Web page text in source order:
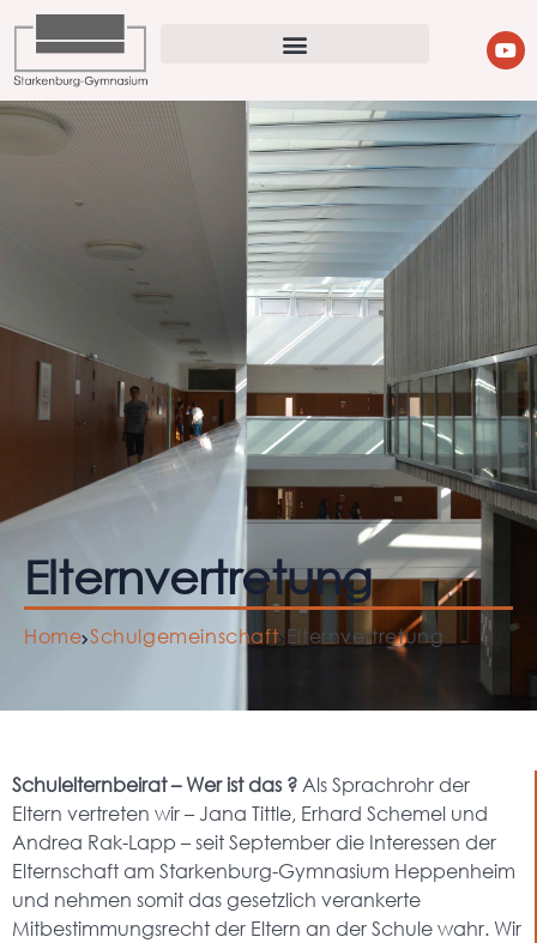
Elternvertretung
Home Schulgemeinschaft Elternvertretung
Schulelternbeirat – Wer ist das ? Als Sprachrohr der
Eltern vertreten wir – Jana Tittle, Erhard Schemel und
Andrea Rak-Lapp – seit September die Interessen der
Elternschaft am Starkenburg-Gymnasium Heppenheim
und nehmen somit das gesetzlich verankerte
Mitbestimmungsrecht der Eltern an der Schule wahr. Wir